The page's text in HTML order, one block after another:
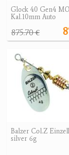
Glock 40 Gen4
Kal.10mm Auto
875.70 €
Balzer Col.Z
silver 6g